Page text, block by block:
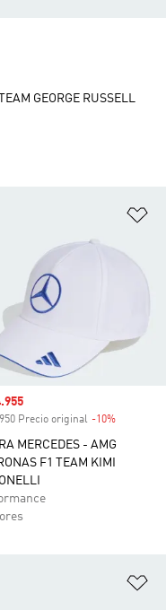
de venta
Precio original -10%
MERCEDES - AMG
F1 TEAM KIMI
GEORGE RUSSELL